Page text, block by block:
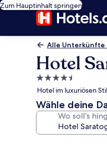
Zum Hauptinhalt springen
Alle Unterkünfte
Hotel
4.5-
Sterne-
Unterkunft
Hotel im luxuriösen
Wähle deine
Wo soll’s